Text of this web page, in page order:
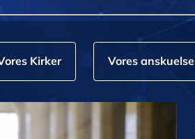
Kirker Vores